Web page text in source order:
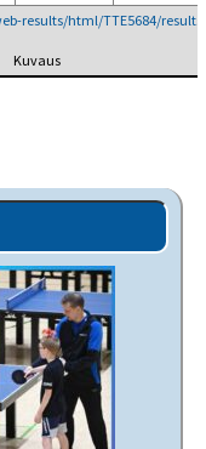
results/html/TTE5684/
Kuvaus